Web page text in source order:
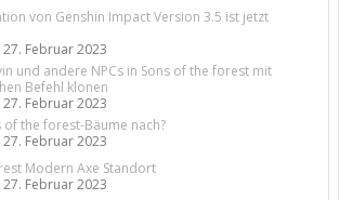
von Genshin Impact Version 3.5 ist jetzt
27. Februar 2023
und andere NPCs in Sons of the forest mit
Befehl klonen
27. Februar 2023
of the forest-Bäume nach?
27. Februar 2023
Modern Axe Standort
27. Februar 2023